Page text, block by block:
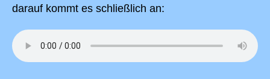
darauf kommt es schließlich an: